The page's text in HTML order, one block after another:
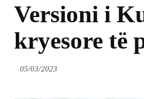
Versioni i
kryesore të
05/03/2023